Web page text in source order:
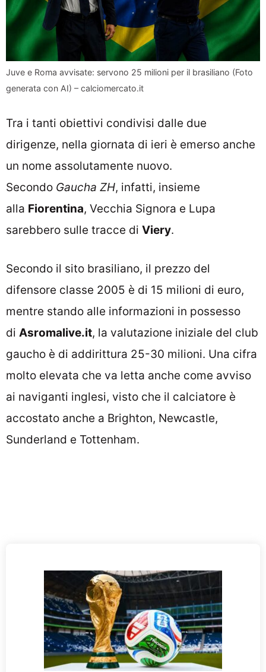
Juve e Roma avvisate: servono 25 milioni per il brasiliano (Foto
generata con AI) – calciomercato.it
Tra i tanti obiettivi condivisi dalle due
dirigenze, nella giornata di ieri è emerso anche
un nome assolutamente nuovo.
Secondo Gaucha ZH, infatti, insieme
alla Fiorentina, Vecchia Signora e Lupa
sarebbero sulle tracce di Viery.
Secondo il sito brasiliano, il prezzo del
difensore classe 2005 è di 15 milioni di euro,
mentre stando alle informazioni in possesso
di Asromalive.it, la valutazione iniziale del club
gaucho è di addirittura 25-30 milioni. Una cifra
molto elevata che va letta anche come avviso
ai naviganti inglesi, visto che il calciatore è
accostato anche a Brighton, Newcastle,
Sunderland e Tottenham.